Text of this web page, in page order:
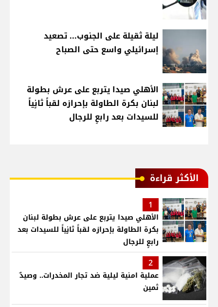
ليلة ثقيلة على الجنوب... تصعيد
إسرائيلي واسع حتى الصباح
الأهلي صيدا يتربع على عرش بطولة
لبنان بكرة الطاولة بإحرازه لقباً ثانٍياً
للسيدات بعد رابعٍ للرجال
الأكثر قراءة
1
الأهلي صيدا يتربع على عرش بطولة لبنان
بكرة الطاولة بإحرازه لقباً ثانٍياً للسيدات بعد
رابعٍ للرجال
2
عملية امنية ليلية ضد تجار المخدرات.. وصيدٌ
ثمين